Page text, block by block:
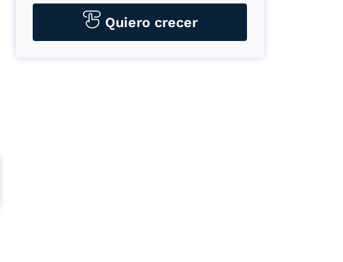
medios tecnológicos, incluso
aplicaciones de mensajería
Quiero crecer